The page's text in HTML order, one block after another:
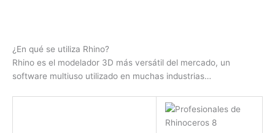
¿En qué se utiliza Rhino?
Rhino es el modelador 3D más versátil del mercado, un
software multiuso utilizado en muchas industrias…